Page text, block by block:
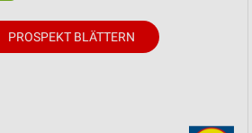
PROSPEKT BLÄTTERN